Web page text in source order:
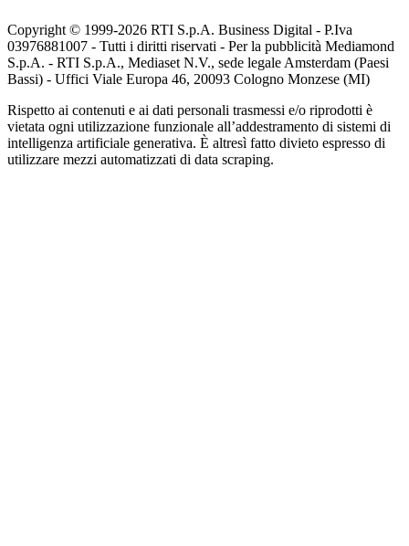
Copyright © 1999-2026 RTI S.p.A. Business Digital - P.Iva
03976881007 - Tutti i diritti riservati - Per la pubblicità Mediamond
S.p.A. - RTI S.p.A., Mediaset N.V., sede legale Amsterdam (Paesi
Bassi) - Uffici Viale Europa 46, 20093 Cologno Monzese (MI)
Rispetto ai contenuti e ai dati personali trasmessi e/o riprodotti è
vietata ogni utilizzazione funzionale all’addestramento di sistemi di
intelligenza artificiale generativa. È altresì fatto divieto espresso di
utilizzare mezzi automatizzati di data scraping.